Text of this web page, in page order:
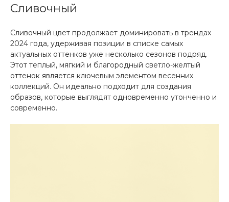
Сливочный
Сливочный цвет продолжает доминировать в трендах
2024 года, удерживая позиции в списке самых
актуальных оттенков уже несколько сезонов подряд.
Этот теплый, мягкий и благородный светло-желтый
оттенок является ключевым элементом весенних
коллекций. Он идеально подходит для создания
образов, которые выглядят одновременно утонченно и
современно.